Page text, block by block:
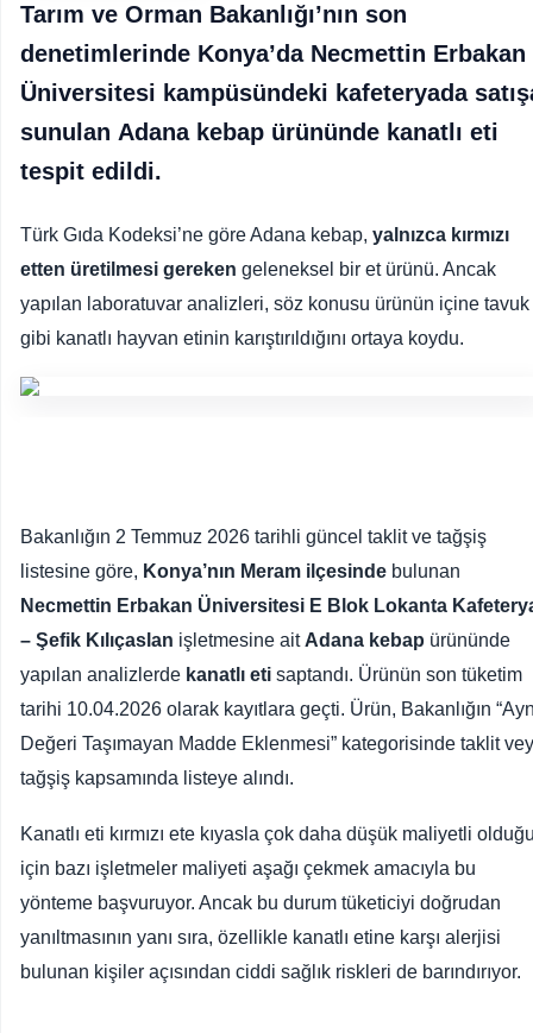
Tarım ve Orman Bakanlığı’nın son
denetimlerinde Konya’da Necmettin Erbakan
Üniversitesi kampüsündeki kafeteryada
sunulan Adana kebap ürününde kanatlı eti
tespit edildi.
Türk Gıda Kodeksi’ne göre Adana kebap, yalnızca kırmızı
etten üretilmesi gereken geleneksel bir et ürünü. Ancak
yapılan laboratuvar analizleri, söz konusu ürünün içine tavuk
gibi kanatlı hayvan etinin karıştırıldığını ortaya koydu.
Bakanlığın 2 Temmuz 2026 tarihli güncel taklit ve tağşiş
listesine göre, Konya’nın Meram ilçesinde bulunan
Necmettin Erbakan Üniversitesi E Blok Lokanta
– Şefik Kılıçaslan işletmesine ait Adana kebap ürününde
yapılan analizlerde kanatlı eti saptandı. Ürünün son tüketim
tarihi 10.04.2026 olarak kayıtlara geçti. Ürün, Bakanlığın
Değeri Taşımayan Madde Eklenmesi” kategorisinde taklit
tağşiş kapsamında listeye alındı.
Kanatlı eti kırmızı ete kıyasla çok daha düşük maliyetli
için bazı işletmeler maliyeti aşağı çekmek amacıyla bu
yönteme başvuruyor. Ancak bu durum tüketiciyi doğrudan
yanıltmasının yanı sıra, özellikle kanatlı etine karşı alerjisi
bulunan kişiler açısından ciddi sağlık riskleri de barındırıyor.